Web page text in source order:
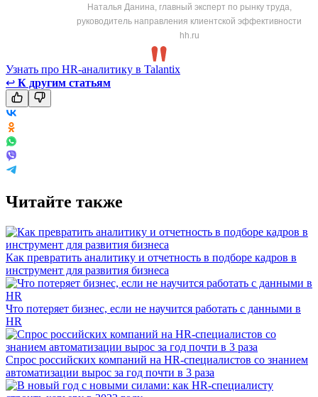
Наталья Данина, главный эксперт по рынку труда,
руководитель направления клиентской эффективности
hh.ru
Узнать про HR-аналитику в Talantix
↩ К другим статьям
Читайте также
Как превратить аналитику и отчетность в подборе кадров в
инструмент для развития бизнеса
Что потеряет бизнес, если не научится работать с данными в
HR
Спрос российских компаний на HR-специалистов со знанием
автоматизации вырос за год почти в 3 раза